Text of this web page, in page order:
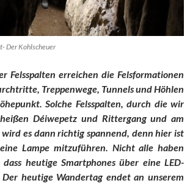
Der Kohlscheuer
Felsspalten erreichen die Felsformationen
Treppenwege, Tunnels und Höhlen
Solche Felsspalten, durch die wir
Déiwepetz und Rittergang und am
wird es dann richtig spannend, denn hier ist
Lampe mitzuführen. Nicht alle haben
heutige Smartphones über eine LED-
heutige Wandertag endet an unserem